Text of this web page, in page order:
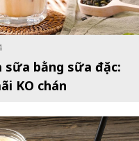
sữa bằng sữa đặc:
KO chán